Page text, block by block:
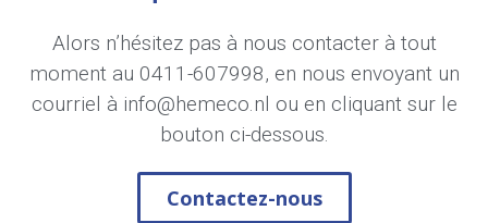
Alors n’hésitez pas à nous contacter à tout
moment au 0411-607998, en nous envoyant un
courriel à info@hemeco.nl ou en cliquant sur le
bouton ci-dessous.
Contactez-nous